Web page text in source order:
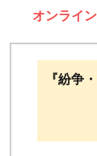
オンライ
『紛争